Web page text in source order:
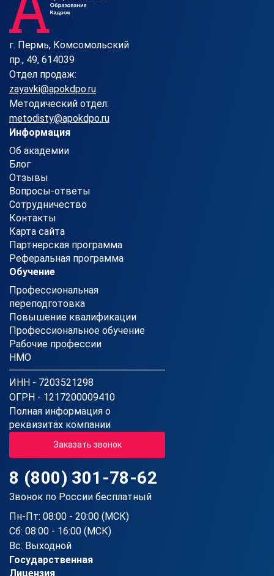
г. Пермь, Комсомольский
пр., 49, 614039
Отдел продаж:
zayavki@apokdpo.ru
Методический отдел:
metodisty@apokdpo.ru
Информация
Об академии
Блог
Отзывы
Вопросы-ответы
Сотрудничество
Контакты
Карта сайта
Партнерская программа
Реферальная программа
Обучение
Профессиональная
переподготовка
Повышение квалификации
Профессиональное обучение
Рабочие профессии
НМО
ИНН - 7203521298
ОГРН - 1217200009410
Полная информация о
реквизитах компании
Заказать звонок
8 (800) 301-78-62
Звонок по России бесплатный
Пн-Пт: 08:00 - 20:00 (МСК)
Сб: 08:00 - 16:00 (МСК)
Вс: Выходной
Государственная
Лицензия